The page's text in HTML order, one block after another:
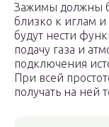
Зажимы должны
близко к иглам
будут нести
подачу газа и
подключения
При всей
получать на ней